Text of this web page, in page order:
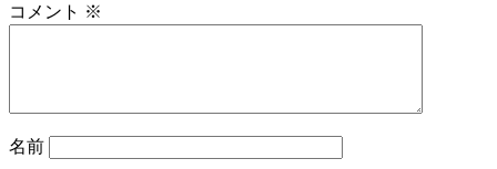
コメント ※
名前